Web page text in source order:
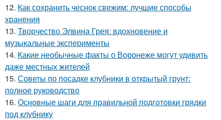
12. Как сохранить чеснок свежим: лучшие способы
хранения
13. Творчество Элвина Грея: вдохновение и
музыкальные эксперименты
14. Какие необычные факты о Воронеже могут удивить
даже местных жителей
15. Советы по посадке клубники в открытый грунт:
полное руководство
16. Основные шаги для правильной подготовки грядки
под клубнику